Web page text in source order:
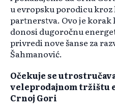
u evropsku porodicu
partnerstva. Ovo je korak
donosi dugoročnu
privredi nove šanse za
Šahmanović.
Očekuje se
veleprodajnom tržištu
Crnoj Gori